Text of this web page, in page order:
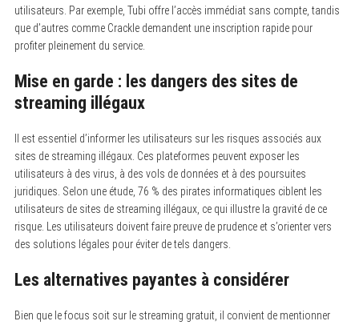
utilisateurs. Par exemple, Tubi offre l’accès immédiat sans compte, tandis
que d’autres comme Crackle demandent une inscription rapide pour
profiter pleinement du service.
Mise en garde : les dangers des sites de
streaming illégaux
Il est essentiel d’informer les utilisateurs sur les risques associés aux
sites de streaming illégaux. Ces plateformes peuvent exposer les
utilisateurs à des virus, à des vols de données et à des poursuites
juridiques. Selon une étude, 76 % des pirates informatiques ciblent les
utilisateurs de sites de streaming illégaux, ce qui illustre la gravité de ce
risque. Les utilisateurs doivent faire preuve de prudence et s’orienter vers
des solutions légales pour éviter de tels dangers.
Les alternatives payantes à considérer
Bien que le focus soit sur le streaming gratuit, il convient de mentionner